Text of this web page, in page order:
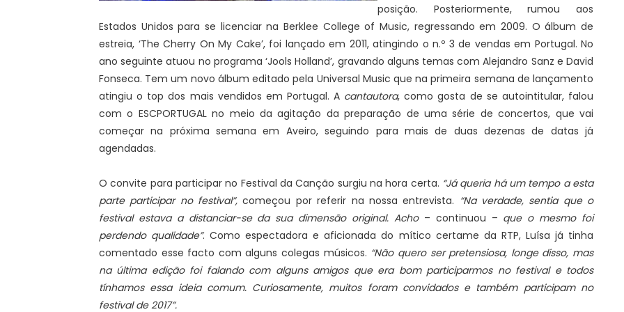
posição. Posteriormente, rumou aos
Estados Unidos para se licenciar na Berklee College of Music, regressando em 2009. O álbum de
estreia, ‘The Cherry On My Cake’, foi lançado em 2011, atingindo o n.º 3 de vendas em Portugal. No
ano seguinte atuou no programa ‘Jools Holland’, gravando alguns temas com Alejandro Sanz e David
Fonseca. Tem um novo álbum editado pela Universal Music que na primeira semana de lançamento
atingiu o top dos mais vendidos em Portugal. A cantautora, como gosta de se autointitular, falou
com o ESCPORTUGAL no meio da agitação da preparação de uma série de concertos, que vai
começar na próxima semana em Aveiro, seguindo para mais de duas dezenas de datas já
agendadas.
O convite para participar no Festival da Canção surgiu na hora certa. “Já queria há um tempo a esta
parte participar no festival”, começou por referir na nossa entrevista. “Na verdade, sentia que o
festival estava a distanciar-se da sua dimensão original. Acho – continuou – que o mesmo foi
perdendo qualidade”. Como espectadora e aficionada do mítico certame da RTP, Luísa já tinha
comentado esse facto com alguns colegas músicos. “Não quero ser pretensiosa, longe disso, mas
na última edição foi falando com alguns amigos que era bom participarmos no festival e todos
tínhamos essa ideia comum. Curiosamente, muitos foram convidados e também participam no
festival de 2017”.